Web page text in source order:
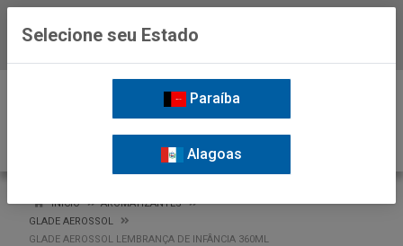
INÍCIO
AROMATIZANTES
GLADE AEROSSOL
GLADE AEROSSOL LEMBRANÇA DE INFÂNCIA 360ML
Selecione seu Estado
Paraíba
Alagoas